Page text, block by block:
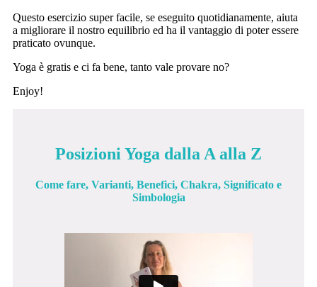
Questo esercizio super facile, se eseguito quotidianamente, aiuta
a migliorare il nostro equilibrio ed ha il vantaggio di poter essere
praticato ovunque.
Yoga è gratis e ci fa bene, tanto vale provare no?
Enjoy!
Posizioni Yoga dalla A alla Z
Come fare, Varianti, Benefici, Chakra, Significato e
Simbologia